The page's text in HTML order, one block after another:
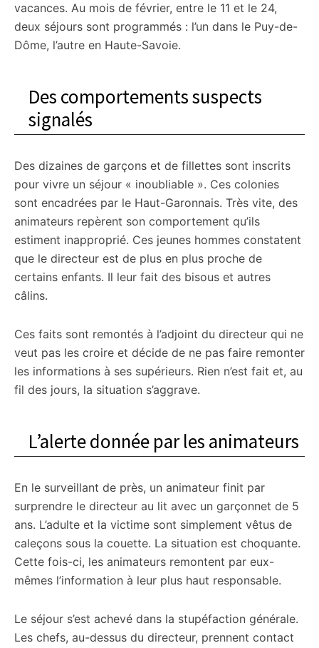
vacances. Au mois de février, entre le 11 et le 24,
deux séjours sont programmés : l’un dans le Puy-de-
Dôme, l’autre en Haute-Savoie.
Des comportements suspects
signalés
Des dizaines de garçons et de fillettes sont inscrits
pour vivre un séjour « inoubliable ». Ces colonies
sont encadrées par le Haut-Garonnais. Très vite, des
animateurs repèrent son comportement qu’ils
estiment inapproprié. Ces jeunes hommes constatent
que le directeur est de plus en plus proche de
certains enfants. Il leur fait des bisous et autres
câlins.
Ces faits sont remontés à l’adjoint du directeur qui ne
veut pas les croire et décide de ne pas faire remonter
les informations à ses supérieurs. Rien n’est fait et, au
fil des jours, la situation s’aggrave.
L’alerte donnée par les animateurs
En le surveillant de près, un animateur finit par
surprendre le directeur au lit avec un garçonnet de 5
ans. L’adulte et la victime sont simplement vêtus de
caleçons sous la couette. La situation est choquante.
Cette fois-ci, les animateurs remontent par eux-
mêmes l’information à leur plus haut responsable.
Le séjour s’est achevé dans la stupéfaction générale.
Les chefs, au-dessus du directeur, prennent contact